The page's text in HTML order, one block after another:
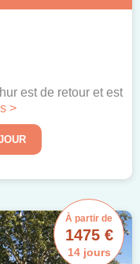
est de retour et est
>
À partir de
1475 €
14 jours